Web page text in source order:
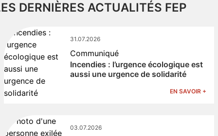
DERNIÈRES ACTUALITÉS FEP
31.07.2026
Communiqué
Incendies : l’urgence écologique est
aussi une urgence de solidarité
EN SAVOIR +
03.07.2026